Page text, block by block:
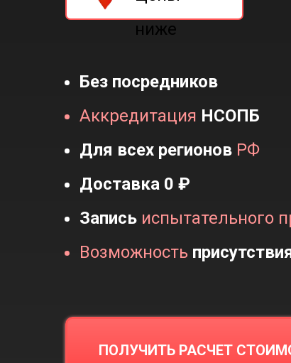
ниже
ПОЛУЧИТЬ РАСЧЕТ
Без посредников
Аккредитация НСОПБ
Для всех регионов РФ
Доставка 0 ₽
Запись испытательного
Возможность